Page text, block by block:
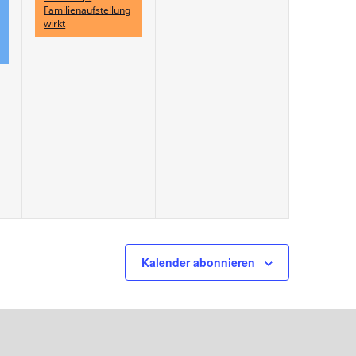
Familienaufstellung
wirkt
Kalender abonnieren